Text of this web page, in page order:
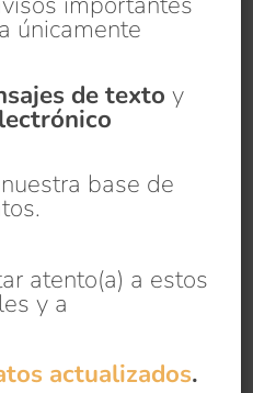
únicamente
de texto y
base de
atento(a) a estos
y a
actualizados.